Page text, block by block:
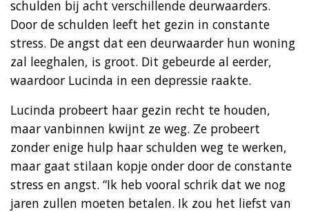
schulden bij acht verschillende deurwaarders.
Door de schulden leeft het gezin in constante
stress. De angst dat een deurwaarder hun woning
zal leeghalen, is groot. Dit gebeurde al eerder,
waardoor Lucinda in een depressie raakte.
Lucinda probeert haar gezin recht te houden,
maar vanbinnen kwijnt ze weg. Ze probeert
zonder enige hulp haar schulden weg te werken,
maar gaat stilaan kopje onder door de constante
stress en angst. “Ik heb vooral schrik dat we nog
jaren zullen moeten betalen. Ik zou het liefst van